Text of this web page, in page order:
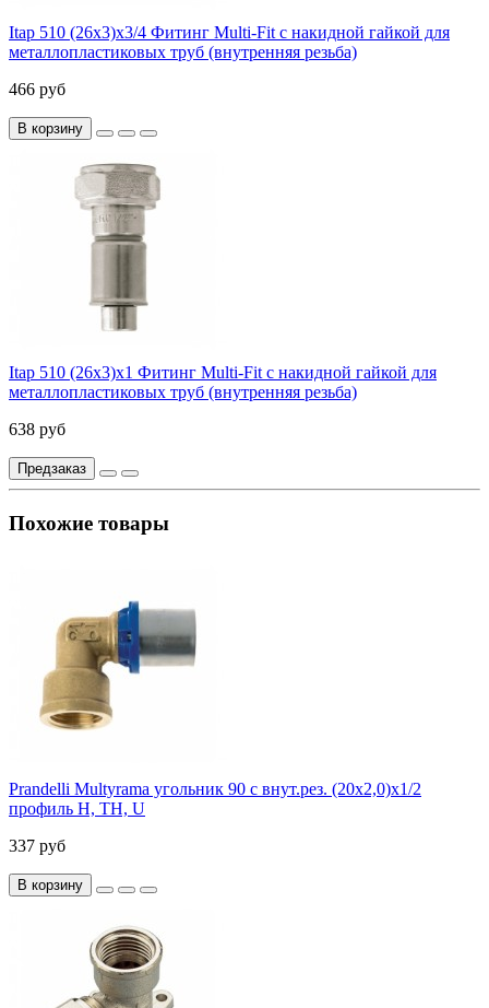
Itap 510 (26x3)x3/4 Фитинг Multi-Fit с накидной гайкой для
металлопластиковых труб (внутренняя резьба)
466 руб
В корзину
Itap 510 (26x3)x1 Фитинг Multi-Fit с накидной гайкой для
металлопластиковых труб (внутренняя резьба)
638 руб
Предзаказ
Похожие товары
Prandelli Multyrama угольник 90 с внут.рез. (20х2,0)х1/2
профиль H, TH, U
337 руб
В корзину